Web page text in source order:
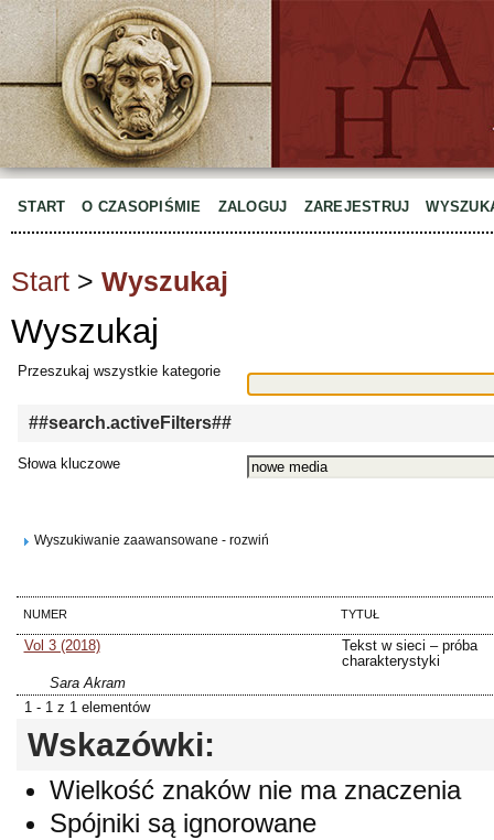
START O CZASOPIŚMIE ZALOGUJ ZAREJESTRUJ
Start > Wyszukaj
Wyszukaj
Przeszukaj wszystkie kategorie
##search.activeFilters##
Słowa kluczowe
Wyszukiwanie zaawansowane - rozwiń
NUMER TYTUŁ
Vol 3 (2018)
Tekst w sieci – próba
charakterystyki
Sara Akram
1 - 1 z 1 elementów
Wskazówki:
Wielkość znaków nie ma znaczenia
Spójniki są ignorowane